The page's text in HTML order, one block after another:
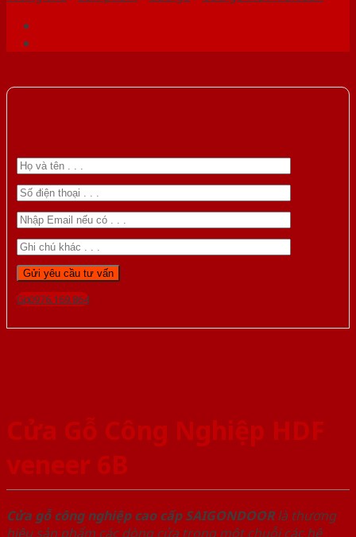
Gọi 0976.169.864
Cửa Gỗ Công Nghiệp HDF
veneer 6B
Cửa gỗ công nghiệp cao cấp SAIGONDOORlà thương
hiệu sản phẩm các dòng cửa trong một chuỗi các hệ